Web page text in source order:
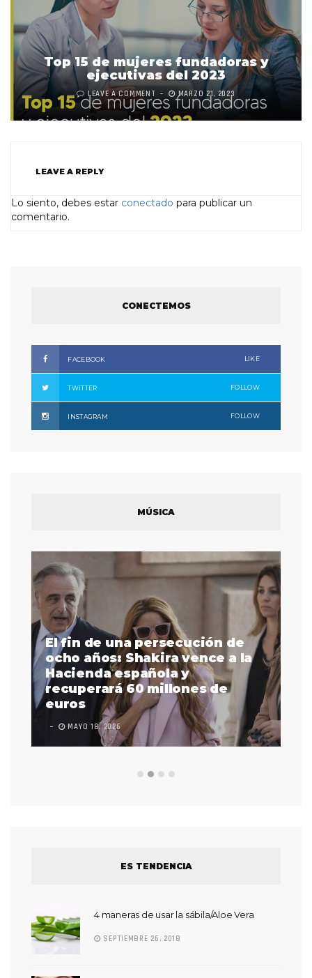
Top 15 de mujeres fundadoras y
ejecutivas del 2023
LEAVE A COMMENT MARZO 21, 2023
LEAVE A REPLY
Lo siento, debes estar conectado para publicar un
comentario.
CONECTEMOS
FACEBOOK LIKE
TWITTER FOLLOW
INSTAGRAM FOLLOW
MÚSICA
persecución de
Shakira vence a la
y
60 millones de
La intérprete de
señas Justina
primera
en actuar en la
LEAVE A COMMENT
ES TENDENCIA
4 maneras de usar la sábila/Aloe Vera
SEPTIEMBRE 26, 2018